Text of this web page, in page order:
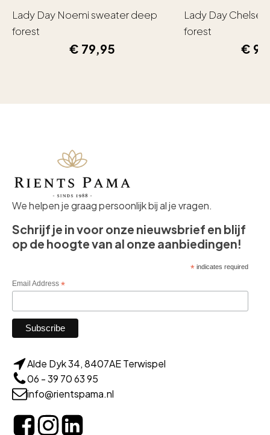
Lady Day Noemi sweater deep
forest
€ 79,95
Lady Day
forest
€
We helpen je graag persoonlijk bij al je vragen.
Schrijf je in voor onze nieuwsbrief en blijf
op de hoogte van al onze aanbiedingen!
*indicates required
Email Address *
Alde Dyk 34, 8407AE Terwispel
06 - 39 70 63 95
info@rientspama.nl